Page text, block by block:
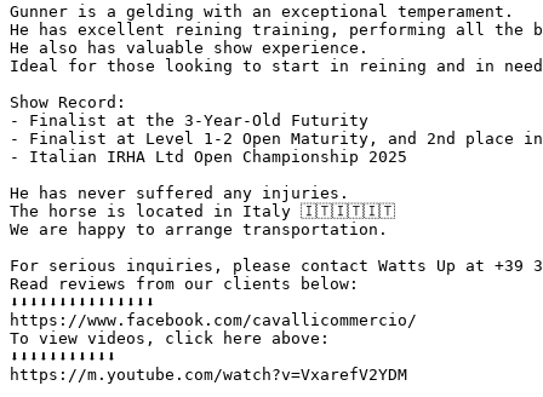
Gunner is a gelding with an exceptional temperament.
He has excellent reining training, performing all the
He also has valuable show experience.
Ideal for those looking to start in reining and in
Show Record:
- Finalist at the 3-Year-Old Futurity
- Finalist at Level 1-2 Open Maturity, and 2nd place
- Italian IRHA Ltd Open Championship 2025
He has never suffered any injuries.
The horse is located in Italy 🇮🇹🇮🇹🇮🇹
We are happy to arrange transportation.
For serious inquiries, please contact Watts Up at +39
Read reviews from our clients below:
⬇️⬇️⬇️⬇️⬇️⬇️⬇️⬇️⬇️⬇️⬇️⬇️⬇️⬇️⬇️
https://www.facebook.com/cavallicommercio/
To view videos, click here above:
⬇️⬇️⬇️⬇️⬇️⬇️⬇️⬇️⬇️⬇️⬇️
https://m.youtube.com/watch?v=VxarefV2YDM